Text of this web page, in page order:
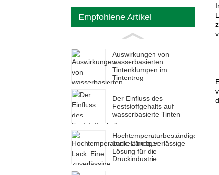
Empfohlene Artikel
Auswirkungen von
wasserbasierten
Tintenklumpen im
Tintentrog
Der Einfluss des
Feststoffgehalts auf
wasserbasierte Tinten
Hochtemperaturbeständiger
Lack: Eine zuverlässige
Lösung für die
Druckindustrie